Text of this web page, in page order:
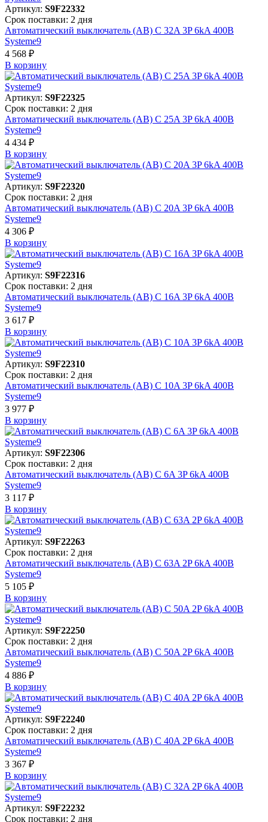
Артикул: S9F22332
Срок поставки: 2 дня
Автоматический выключатель (АВ) C 32A 3P 6kA 400В
Systeme9
4 568 ₽
В корзинy
Артикул: S9F22325
Срок поставки: 2 дня
Автоматический выключатель (АВ) C 25A 3P 6kA 400В
Systeme9
4 434 ₽
В корзинy
Артикул: S9F22320
Срок поставки: 2 дня
Автоматический выключатель (АВ) C 20A 3P 6kA 400В
Systeme9
4 306 ₽
В корзинy
Артикул: S9F22316
Срок поставки: 2 дня
Автоматический выключатель (АВ) C 16A 3P 6kA 400В
Systeme9
3 617 ₽
В корзинy
Артикул: S9F22310
Срок поставки: 2 дня
Автоматический выключатель (АВ) C 10A 3P 6kA 400В
Systeme9
3 977 ₽
В корзинy
Артикул: S9F22306
Срок поставки: 2 дня
Автоматический выключатель (АВ) C 6A 3P 6kA 400В
Systeme9
3 117 ₽
В корзинy
Артикул: S9F22263
Срок поставки: 2 дня
Автоматический выключатель (АВ) C 63A 2P 6kA 400В
Systeme9
5 105 ₽
В корзинy
Артикул: S9F22250
Срок поставки: 2 дня
Автоматический выключатель (АВ) C 50A 2P 6kA 400В
Systeme9
4 886 ₽
В корзинy
Артикул: S9F22240
Срок поставки: 2 дня
Автоматический выключатель (АВ) C 40A 2P 6kA 400В
Systeme9
3 367 ₽
В корзинy
Артикул: S9F22232
Срок поставки: 2 дня